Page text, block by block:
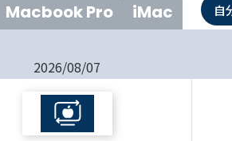
Macbook Pro iMac 自
2026/08/07